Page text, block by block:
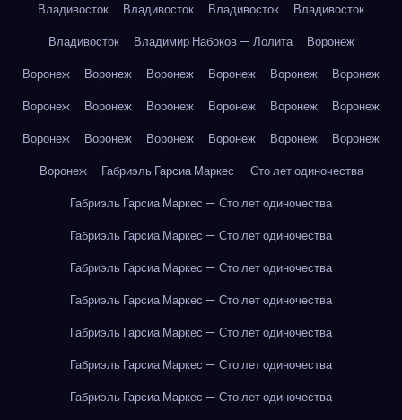
Владивосток
Владивосток Владивосток
Владивосток
Владивосток
Владимир Набоков — Лолита
Воронеж
Воронеж
Воронеж Воронеж Воронеж Воронеж
Воронеж
Воронеж
Воронеж Воронеж Воронеж Воронеж
Воронеж
Воронеж
Воронеж Воронеж Воронеж Воронеж
Воронеж
Воронеж
Габриэль Гарсиа Маркес — Сто лет одиночества
Габриэль Гарсиа Маркес — Сто лет одиночества
Габриэль Гарсиа Маркес — Сто лет одиночества
Габриэль Гарсиа Маркес — Сто лет одиночества
Габриэль Гарсиа Маркес — Сто лет одиночества
Габриэль Гарсиа Маркес — Сто лет одиночества
Габриэль Гарсиа Маркес — Сто лет одиночества
Габриэль Гарсиа Маркес — Сто лет одиночества